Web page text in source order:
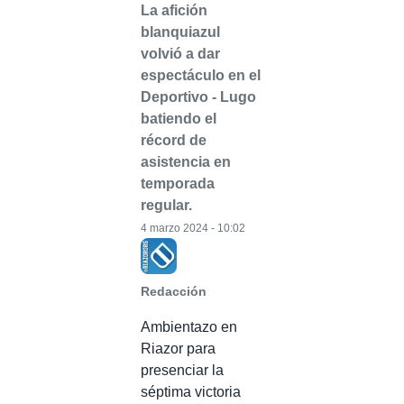
La afición
blanquiazul
volvió a dar
espectáculo en el
Deportivo - Lugo
batiendo el
récord de
asistencia en
temporada
regular.
Redacción
4 marzo 2024 - 10:02
Ambientazo en
Riazor para
presenciar la
séptima victoria